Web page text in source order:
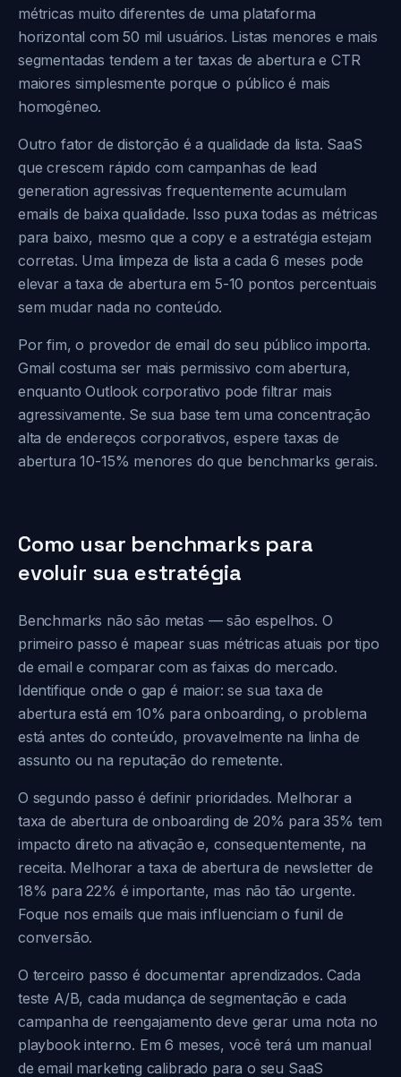
métricas muito diferentes de uma plataforma
horizontal com 50 mil usuários. Listas menores e mais
segmentadas tendem a ter taxas de abertura e CTR
maiores simplesmente porque o público é mais
homogêneo.
Outro fator de distorção é a qualidade da lista. SaaS
que crescem rápido com campanhas de lead
generation agressivas frequentemente acumulam
emails de baixa qualidade. Isso puxa todas as métricas
para baixo, mesmo que a copy e a estratégia estejam
corretas. Uma limpeza de lista a cada 6 meses pode
elevar a taxa de abertura em 5-10 pontos percentuais
sem mudar nada no conteúdo.
Por fim, o provedor de email do seu público importa.
Gmail costuma ser mais permissivo com abertura,
enquanto Outlook corporativo pode filtrar mais
agressivamente. Se sua base tem uma concentração
alta de endereços corporativos, espere taxas de
abertura 10-15% menores do que benchmarks gerais.
Como usar benchmarks para
evoluir sua estratégia
Benchmarks não são metas — são espelhos. O
primeiro passo é mapear suas métricas atuais por tipo
de email e comparar com as faixas do mercado.
Identifique onde o gap é maior: se sua taxa de
abertura está em 10% para onboarding, o problema
está antes do conteúdo, provavelmente na linha de
assunto ou na reputação do remetente.
O segundo passo é definir prioridades. Melhorar a
taxa de abertura de onboarding de 20% para 35% tem
impacto direto na ativação e, consequentemente, na
receita. Melhorar a taxa de abertura de newsletter de
18% para 22% é importante, mas não tão urgente.
Foque nos emails que mais influenciam o funil de
conversão.
O terceiro passo é documentar aprendizados. Cada
teste A/B, cada mudança de segmentação e cada
campanha de reengajamento deve gerar uma nota no
playbook interno. Em 6 meses, você terá um manual
de email marketing calibrado para o seu SaaS